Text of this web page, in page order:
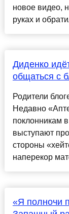
новое видео,
руках и
Диденко
общаться с
Родители
Недавно
поклонникам
выступают
стороны
наперекор
«Я полночи